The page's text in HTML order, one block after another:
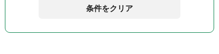
条件をクリア